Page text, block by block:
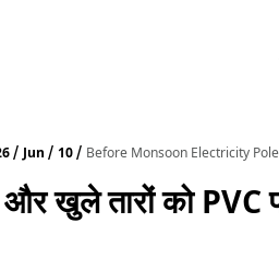
Jun 10 Before Monsoon Electricity
खुले तारों को PVC